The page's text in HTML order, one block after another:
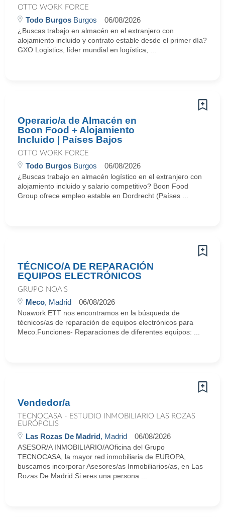
OTTO WORK FORCE
Todo Burgos Burgos 06/08/2026
¿Buscas trabajo en almacén en el extranjero con
alojamiento incluido y contrato estable desde el primer día?
GXO Logistics, líder mundial en logística, ...
Operario/a de Almacén en
Boon Food + Alojamiento
Incluido | Países Bajos
OTTO WORK FORCE
Todo Burgos Burgos 06/08/2026
¿Buscas trabajo en almacén logístico en el extranjero con
alojamiento incluido y salario competitivo? Boon Food
Group ofrece empleo estable en Dordrecht (Países ...
TÉCNICO/A DE REPARACIÓN
EQUIPOS ELECTRÓNICOS
GRUPO NOA'S
Meco, Madrid 06/08/2026
Noawork ETT nos encontramos en la búsqueda de
técnicos/as de reparación de equipos electrónicos para
Meco.Funciones- Reparaciones de diferentes equipos: ...
Vendedor/a
TECNOCASA - ESTUDIO INMOBILIARIO LAS ROZAS
EURÓPOLIS
Las Rozas De Madrid, Madrid 06/08/2026
ASESOR/A INMOBILIARIO/AOficina del Grupo
TECNOCASA, la mayor red inmobiliaria de EUROPA,
buscamos incorporar Asesores/as Inmobiliarios/as, en Las
Rozas De Madrid.Si eres una persona ...